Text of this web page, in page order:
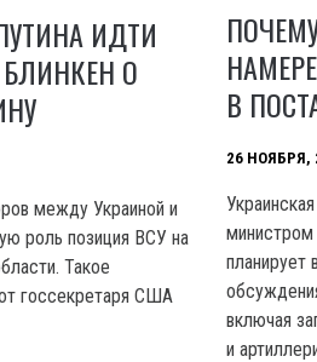
ИДТИ
О
между Украиной и
роль позиция ВСУ на
Такое
госсекретаря США
В
26 НОЯБРЯ,
включая
и